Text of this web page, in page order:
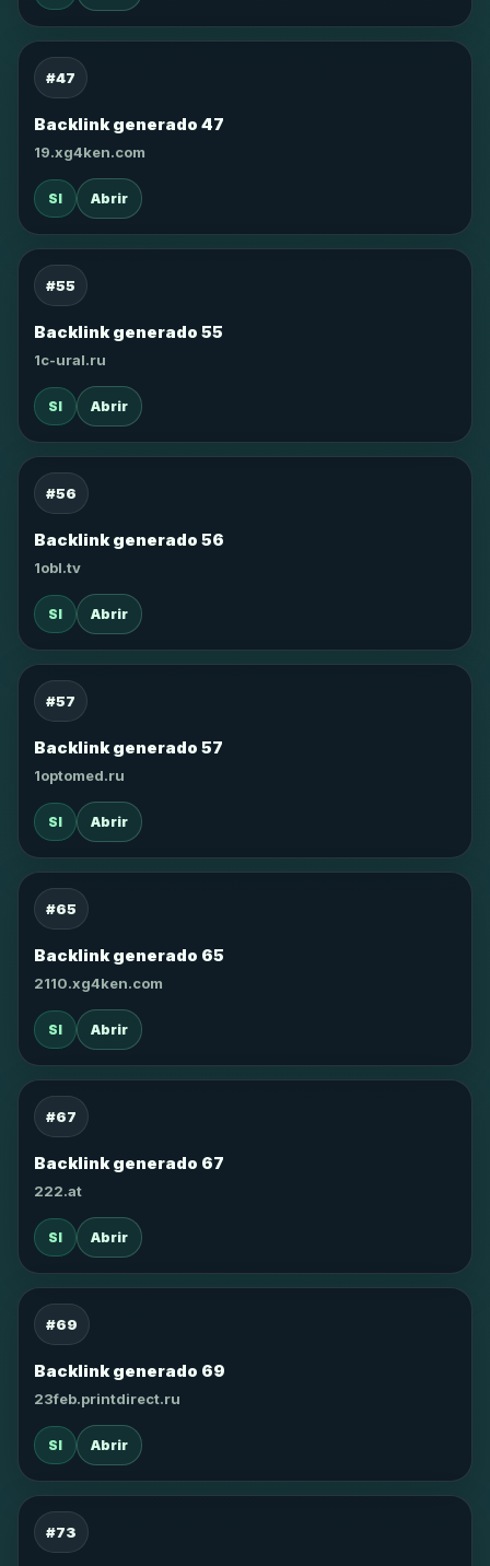
#47
Backlink generado 47
19.xg4ken.com
SI Abrir
#55
Backlink generado 55
1c-ural.ru
SI Abrir
#56
Backlink generado 56
1obl.tv
SI Abrir
#57
Backlink generado 57
1optomed.ru
SI Abrir
#65
Backlink generado 65
2110.xg4ken.com
SI Abrir
#67
Backlink generado 67
222.at
SI Abrir
#69
Backlink generado 69
23feb.printdirect.ru
SI Abrir
#73